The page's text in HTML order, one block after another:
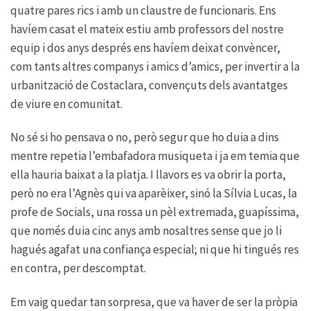
quatre pares rics i amb un claustre de funcionaris. Ens
havíem casat el mateix estiu amb professors del nostre
equip i dos anys després ens havíem deixat convèncer,
com tants altres companys i amics d’amics, per invertir a la
urbanització de Costaclara, convençuts dels avantatges
de viure en comunitat.
No sé si ho pensava o no, però segur que ho duia a dins
mentre repetia l’embafadora musiqueta i ja em temia que
ella hauria baixat a la platja. I llavors es va obrir la porta,
però no era l’Agnès qui va aparèixer, sinó la Sílvia Lucas, la
profe de Socials, una rossa un pèl extremada, guapíssima,
que només duia cinc anys amb nosaltres sense que jo li
hagués agafat una confiança especial; ni que hi tingués res
en contra, per descomptat.
Em vaig quedar tan sorpresa, que va haver de ser la pròpia